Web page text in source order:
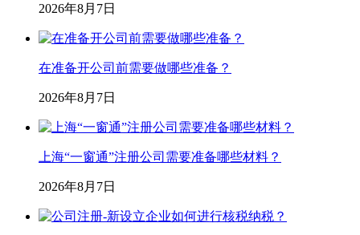
2026年8月7日
在准备开公司前需要做哪些准备？
2026年8月7日
上海“一窗通”注册公司需要准备哪些材料？
2026年8月7日